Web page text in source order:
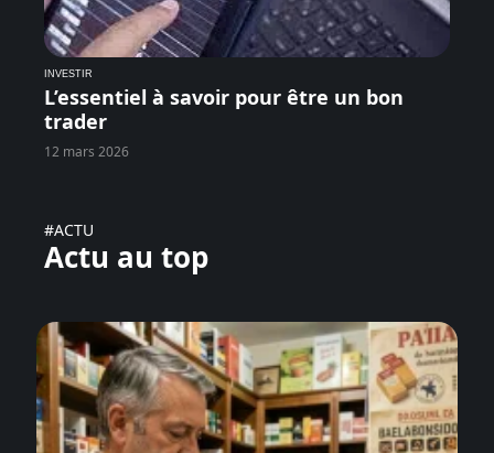
INVESTIR
L’essentiel à savoir pour être un bon
trader
12 mars 2026
#ACTU
Actu au top